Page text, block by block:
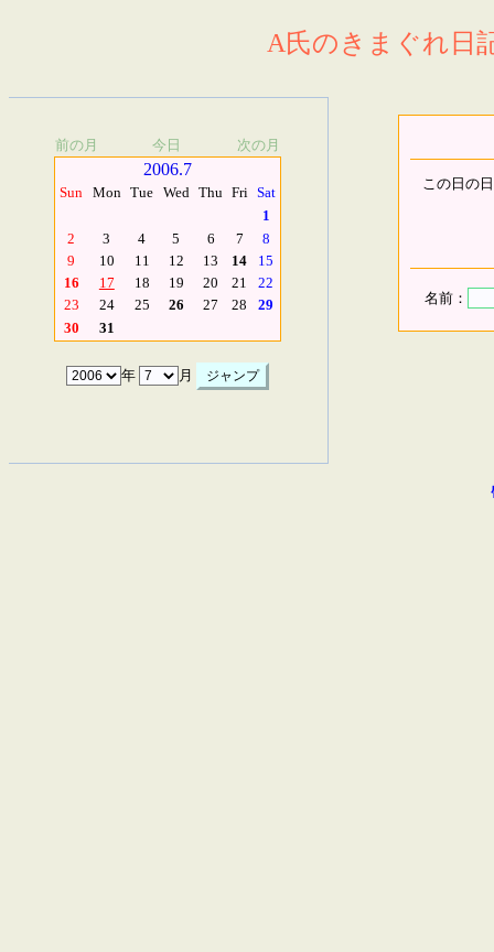
A氏のきまぐれ日
前の月 今日 次の月
2006.7
Sun Mon Tue Wed Thu Fri Sat
1
2
3 4 5 6 7
8
9
10 11 12 13 14
15
16
17 18 19 20 21
22
23
24 25 26 27 28
29
30
31
年 月
この日の
名前：